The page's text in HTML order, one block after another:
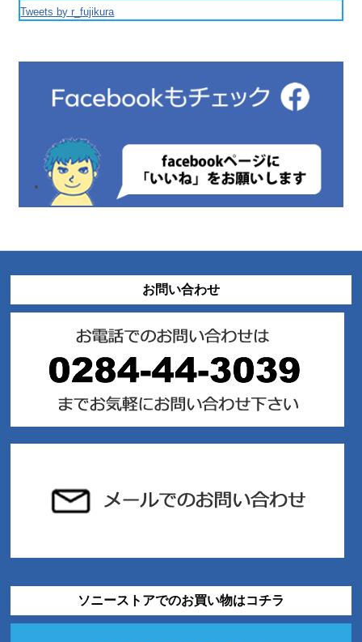
Tweets by r_fujikura
お問い合わせ
ソニーストアでのお買い物はコチラ